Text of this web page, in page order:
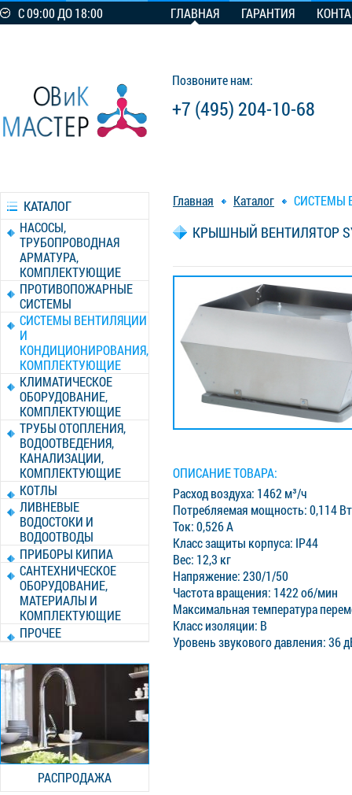
С 09:00 ДО 18:00 ГЛАВНАЯ ГАРАНТИЯ
Позвоните нам:
+7 (495) 204-10-68
КАТАЛОГ
НАСОСЫ,
ТРУБОПРОВОДНАЯ
АРМАТУРА,
КОМПЛЕКТУЮЩИЕ
ПРОТИВОПОЖАРНЫЕ
СИСТЕМЫ
СИСТЕМЫ ВЕНТИЛЯЦИИ
И
КОНДИЦИОНИРОВАНИЯ,
КОМПЛЕКТУЮЩИЕ
КЛИМАТИЧЕСКОЕ
ОБОРУДОВАНИЕ,
КОМПЛЕКТУЮЩИЕ
ТРУБЫ ОТОПЛЕНИЯ,
ВОДООТВЕДЕНИЯ,
КАНАЛИЗАЦИИ,
КОМПЛЕКТУЮЩИЕ
КОТЛЫ
ЛИВНЕВЫЕ
ВОДОСТОКИ И
ВОДООТВОДЫ
ПРИБОРЫ КИПИА
САНТЕХНИЧЕСКОЕ
ОБОРУДОВАНИЕ,
МАТЕРИАЛЫ И
КОМПЛЕКТУЮЩИЕ
ПРОЧЕЕ
РАСПРОДАЖА
Главная Каталог СИСТЕМЫ
КРЫШНЫЙ ВЕНТИЛЯТОР
ОПИСАНИЕ ТОВАРА:
Расход воздуха: 1462 м³/ч
Потребляемая мощность: 0,114 Вт
Ток: 0,526 A
Класс защиты корпуса: IP44
Вес: 12,3 кг
Напряжение: 230/1/50
Частота вращения: 1422 об/мин
Максимальная температура
Класс изоляции: B
Уровень звукового давления: 36